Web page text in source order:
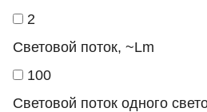
2
Световой поток, ~Lm
100
Световой поток одного